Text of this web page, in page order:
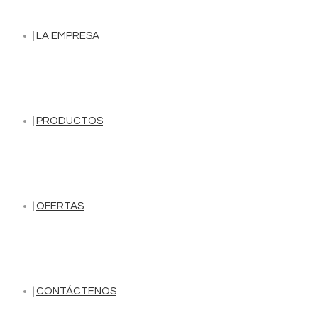
LA EMPRESA
PRODUCTOS
OFERTAS
CONTÁCTENOS